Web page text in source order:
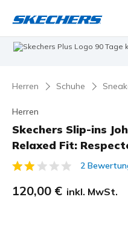
90 Tage
Herren Schuhe
Herren
Skechers Slip-ins
Relaxed Fit:
3,4 von 5 2
120,00 € inkl. MwSt.